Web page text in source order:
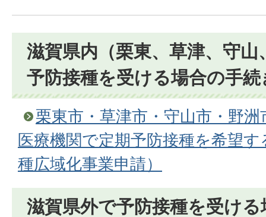
滋賀県内（栗東、草津、守山
予防接種を受ける場合の手続
栗東市・草津市・守山市・野
医療機関で定期予防接種を希望
種広域化事業申請）
滋賀県外で予防接種を受け